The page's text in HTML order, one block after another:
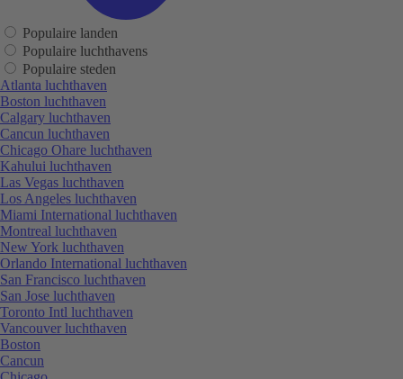
Populaire landen
Populaire luchthavens
Populaire steden
Atlanta luchthaven
Boston luchthaven
Calgary luchthaven
Cancun luchthaven
Chicago Ohare luchthaven
Kahului luchthaven
Las Vegas luchthaven
Los Angeles luchthaven
Miami International luchthaven
Montreal luchthaven
New York luchthaven
Orlando International luchthaven
San Francisco luchthaven
San Jose luchthaven
Toronto Intl luchthaven
Vancouver luchthaven
Boston
Cancun